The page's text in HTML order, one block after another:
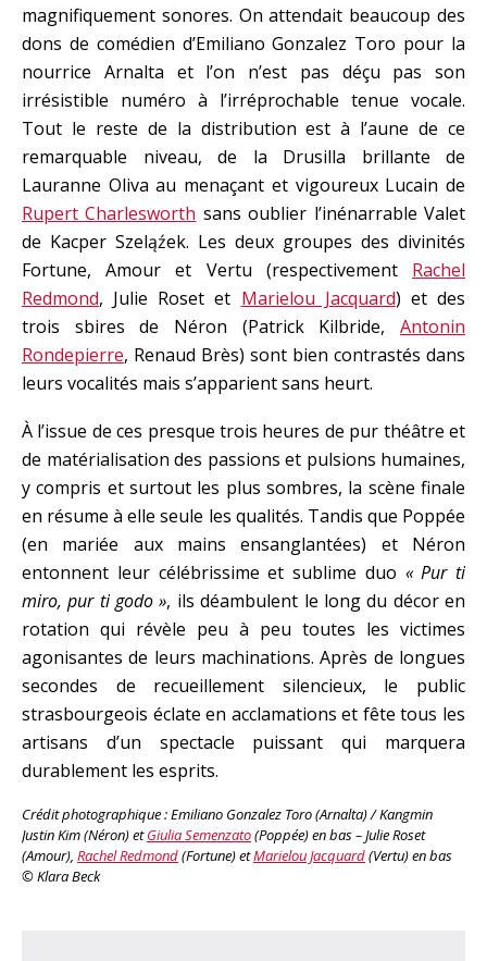
magnifiquement sonores. On attendait beaucoup des
dons de comédien d’Emiliano Gonzalez Toro pour la
nourrice Arnalta et l’on n’est pas déçu pas son
irrésistible numéro à l’irréprochable tenue vocale.
Tout le reste de la distribution est à l’aune de ce
remarquable niveau, de la Drusilla brillante de
Lauranne Oliva au menaçant et vigoureux Lucain de
Rupert Charlesworth sans oublier l’inénarrable Valet
de Kacper Szeląźek. Les deux groupes des divinités
Fortune, Amour et Vertu (respectivement Rachel
Redmond, Julie Roset et Marielou Jacquard) et des
trois sbires de Néron (Patrick Kilbride, Antonin
Rondepierre, Renaud Brès) sont bien contrastés dans
leurs vocalités mais s’apparient sans heurt.
À l’issue de ces presque trois heures de pur théâtre et
de matérialisation des passions et pulsions humaines,
y compris et surtout les plus sombres, la scène finale
en résume à elle seule les qualités. Tandis que Poppée
(en mariée aux mains ensanglantées) et Néron
entonnent leur célébrissime et sublime duo « Pur ti
miro, pur ti godo », ils déambulent le long du décor en
rotation qui révèle peu à peu toutes les victimes
agonisantes de leurs machinations. Après de longues
secondes de recueillement silencieux, le public
strasbourgeois éclate en acclamations et fête tous les
artisans d’un spectacle puissant qui marquera
durablement les esprits.
Crédit photographique : Emiliano Gonzalez Toro (Arnalta) / Kangmin
Justin Kim (Néron) etGiulia Semenzato(Poppée) en bas – Julie Roset
(Amour), Rachel Redmond(Fortune) etMarielou Jacquard(Vertu) en bas
© Klara Beck